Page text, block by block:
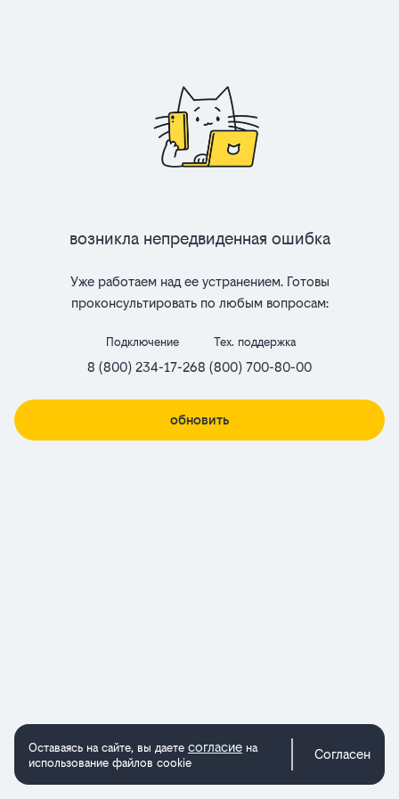
Возникла непредвиденная ошибка
Уже работаем над ее устранением. Готовы
проконсультировать по любым вопросам:
Подключение
8 (800) 234-17-26
Тех. поддержка
8 (800) 700-80-00
обновить
Оставаясь на сайте, вы даете согласие на
использование файлов cookie
Согласен